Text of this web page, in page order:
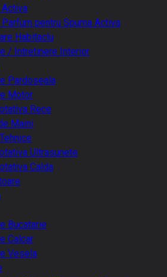
Activa
Parfum pentru Spuma Activa
Habitaclu
/ Intretinere Interior
Pardoseala
Motor
Rece
Maini
Ultrasunete
Calda
Bucatarie
Calcar
Vesela